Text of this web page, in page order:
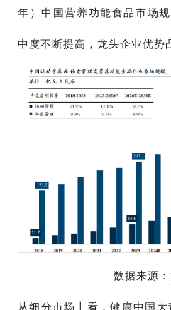
年）中国营养功能食品市场
中度不断提高，龙头企业优势
数据来源
从细分市场上看，健康中国大